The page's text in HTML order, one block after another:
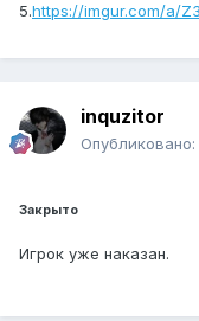
5.https://imgur.com/a/
inquzitor
Опубликовано:
Закрыто
Игрок уже наказан.